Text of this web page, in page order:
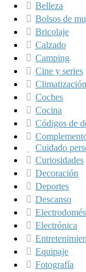
Belleza
Bolsos de
Bricolaje
Calzado
Camping
Cine y series
Climatización
Coches
Cocina
Códigos de
Cuidado
Curiosidades
Decoración
Deportes
Descanso
Electrónica
Equipaje
Fotografía